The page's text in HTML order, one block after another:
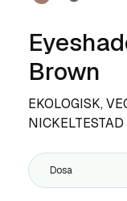
Brown
EKOLOGISK,
NICKELTESTAD
Dosa